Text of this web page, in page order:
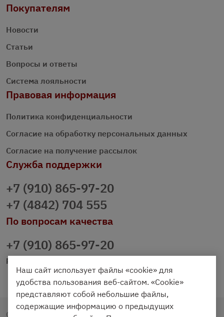
Покупателям
Новости
Статьи
Вопросы и ответы
Система лояльности
Правовая информация
Политика конфиденциальности
Согласие на обработку персональных данных
Согласие на получение рассылок
Служба поддержки
+7 (910) 865-97-20
+7 (4842) 704 555
По вопросам качества
+7 (910) 865-97-20
prazdnichniy40@palmi.ru
Copyright © 2020 - 2026. Праздничный Стол.
Наш сайт использует файлы «cookie» для
удобства пользования веб-сайтом. «Cookie»
представляют собой небольшие файлы,
содержащие информацию о предыдущих